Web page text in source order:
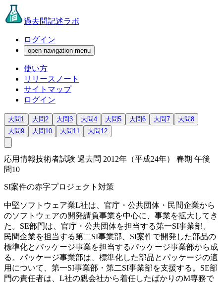
過去問記述ラボ
ログイン
open navigation menu
使い方
リリースノート
サイトマップ
ログイン
大問1 大問2 大問3 大問4 大問5 大問6 大問7
大問8
大問9
大問10 大問11 大問12
応用情報技術者試験 過去問 2012年（平成24年） 春期 午後
問10
SI案件の赤字プロジェクト対策
中堅ソフトウェア業L社は、官庁・公共団体・民間企業から
のソフトウェアの開発請負事業を中心に、事業を拡大してき
た。SE部門は、官庁・公共団体を担当する第一SI事業部、
民間企業を担当する第二SI事業部、SI案件で開発した部品の
標準化とパッケージ事業を担当するパッケージ事業部から成
る。パッケージ事業部は、標準化した部品とパッケージの適
用について、第一SI事業部・第二SI事業部を支援する。SE部
門の責任者は、L社の親会社から着任したばかりのM専務で